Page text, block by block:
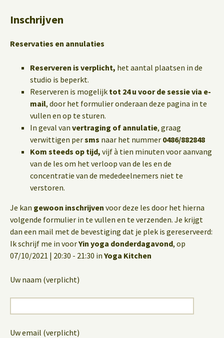
Inschrijven
Reservaties en annulaties
Reserveren is verplicht, het aantal plaatsen in de
studio is beperkt.
Reserveren is mogelijk tot 24 u voor de sessie via e-
mail, door het formulier onderaan deze pagina in te
vullen en op te sturen.
In geval van vertraging of annulatie, graag
verwittigen persms naar het nummer 0486/882848
Kom steeds op tijd, vijf à tien minuten voor aanvang
van de les om het verloop van de les en de
concentratie van de mededeelnemers niet te
verstoren.
Je kan gewoon inschrijven voor deze les door het hierna
volgende formulier in te vullen en te verzenden. Je krijgt
dan een mail met de bevestiging dat je plek is gereserveerd:
Ik schrijf me in voorYin yoga donderdagavond, op
07/10/2021 | 20:30 - 21:30 in Yoga Kitchen
Uw naam (verplicht)
Uw email (verplicht)